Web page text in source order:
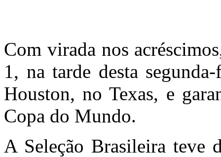
Com virada nos
1, na tarde desta
Houston, no Texas, e
Copa do Mundo.
A Seleção Brasileira teve